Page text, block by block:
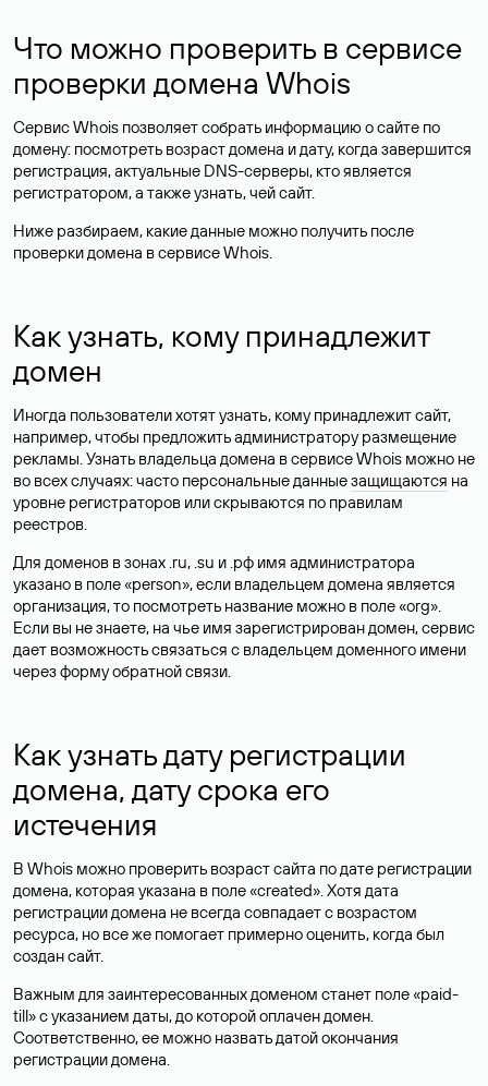
Что можно проверить в сервисе
проверки домена Whois
Сервис Whois позволяет собрать информацию о сайте по
домену: посмотреть возраст домена и дату, когда завершится
регистрация, актуальные DNS-серверы, кто является
регистратором, а также узнать, чей сайт.
Ниже разбираем, какие данные можно получить после
проверки домена в сервисе Whois.
Как узнать, кому принадлежит
домен
Иногда пользователи хотят узнать, кому принадлежит сайт,
например, чтобы предложить администратору размещение
рекламы. Узнать владельца домена в сервисе Whois можно не
во всех случаях: часто персональные данныезащищаются на
уровне регистраторов или скрываются по правилам
реестров.
Для доменов в зонах .ru, .su и .рф имя администратора
указано в поле «person», если владельцем домена является
организация, то посмотреть название можно в поле «org».
Если вы не знаете, на чье имя зарегистрирован домен, сервис
дает возможность связаться с владельцем доменного имени
через форму обратной связи.
Как узнать дату регистрации
домена, дату срока его
истечения
В Whois можно проверить возраст сайта по дате регистрации
домена, которая указана в поле «created». Хотя дата
регистрации домена не всегда совпадает с возрастом
ресурса, но все же помогает примерно оценить, когда был
создан сайт.
Важным для заинтересованных доменом станет поле «paid-
till» с указанием даты, до которой оплачен домен.
Соответственно, ее можно назвать датой окончания
регистрации домена.